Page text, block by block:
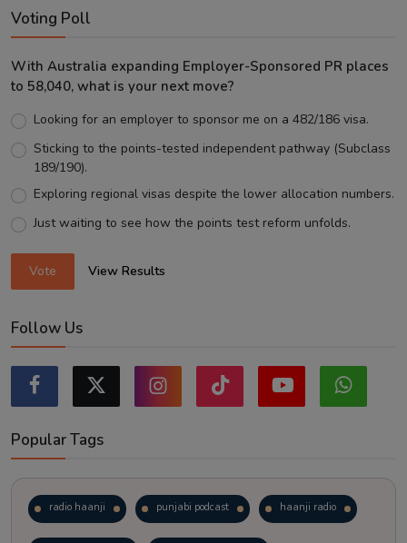
Voting Poll
With Australia expanding Employer-Sponsored PR places
to 58,040, what is your next move?
Looking for an employer to sponsor me on a 482/186 visa.
Sticking to the points-tested independent pathway (Subclass
189/190).
Exploring regional visas despite the lower allocation numbers.
Just waiting to see how the points test reform unfolds.
Vote View Results
Follow Us
Popular Tags
radio haanji punjabi podcast haanji radio